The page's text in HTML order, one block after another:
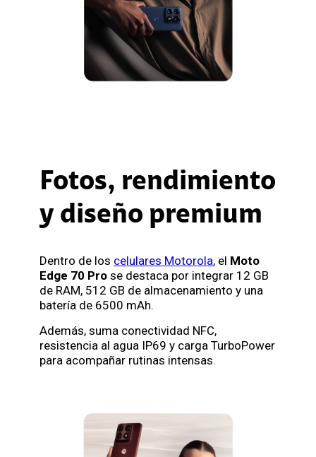
Fotos, rendimiento
y diseño premium
Dentro de los celulares Motorola, el Moto
Edge 70 Pro se destaca por integrar 12 GB
de RAM, 512 GB de almacenamiento y una
batería de 6500 mAh.
Además, suma conectividad NFC,
resistencia al agua IP69 y carga TurboPower
para acompañar rutinas intensas.